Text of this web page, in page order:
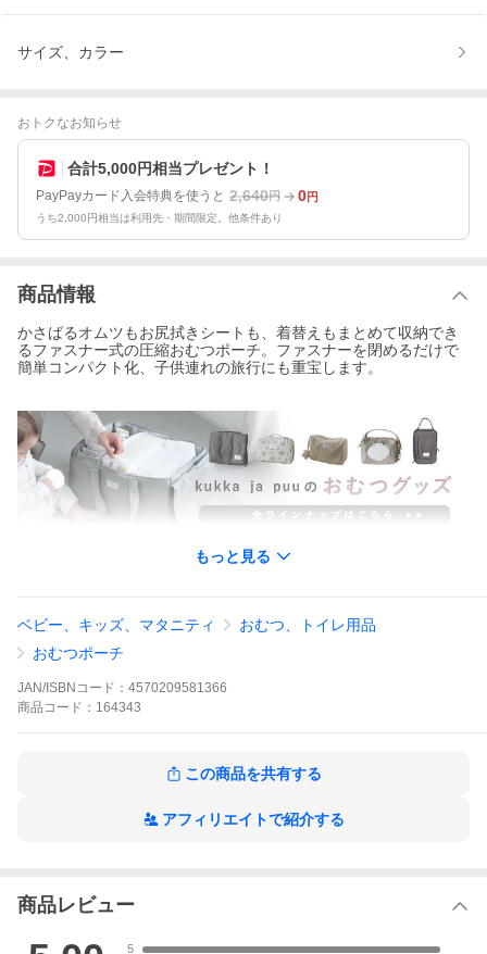
サイズ、カラー
おトクなお知らせ
合計5,000円相当プレゼント！
PayPayカード入会特典を使うと 2,640円 0円
うち2,000円相当は利用先・期間限定。他条件あり
商品情報
かさばるオムツもお尻拭きシートも、着替えもまとめて収納でき
るファスナー式の圧縮おむつポーチ。ファスナーを閉めるだけで
簡単コンパクト化、子供連れの旅行にも重宝します。
圧縮できる“おむつポーチ”に
もっと見る
ベビー、キッズ、マタニティ
おむつ、トイレ用品
おむつポーチ
JAN/ISBNコード： 4570209581366
商品 コード： 164343
この商品を共有する
アフィリエイトで紹介する
商品レビュー
5